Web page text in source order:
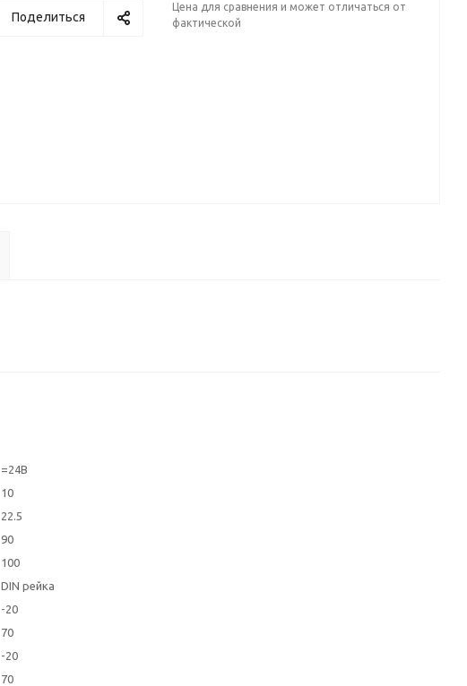
Поделиться
Цена для сравнения и может отличаться от
фактической
=24В
10
22.5
90
100
DIN рейка
-20
70
-20
70